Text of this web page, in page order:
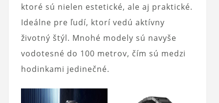
ktoré sú nielen estetické, ale aj praktické.
Ideálne pre ľudí, ktorí vedú aktívny
životný štýl. Mnohé modely sú navyše
vodotesné do 100 metrov, čím sú medzi
hodinkami jedinečné.